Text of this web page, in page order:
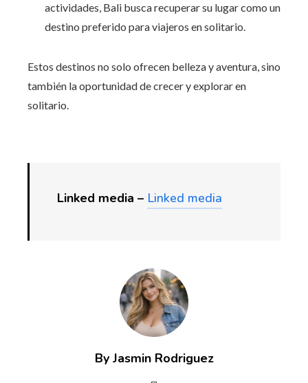
actividades, Bali busca recuperar su lugar como un
destino preferido para viajeros en solitario.
Estos destinos no solo ofrecen belleza y aventura, sino
también la oportunidad de crecer y explorar en
solitario.
Linked media – Linked media
By Jasmin Rodriguez